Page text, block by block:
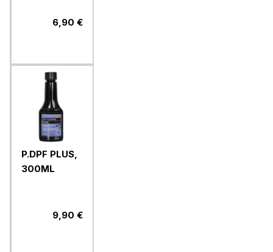
6,90 €
P.DPF PLUS,
300ML
9,90 €